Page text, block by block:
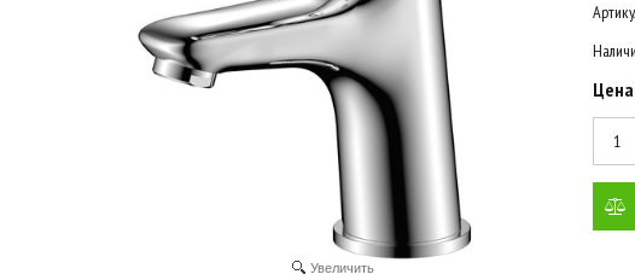
Увеличить